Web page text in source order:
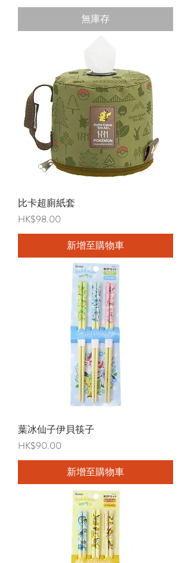
無庫存
比卡超廁紙套
價格
HK$98.00
新增至購物車
葉冰仙子伊貝筷子
價格
HK$90.00
新增至購物車